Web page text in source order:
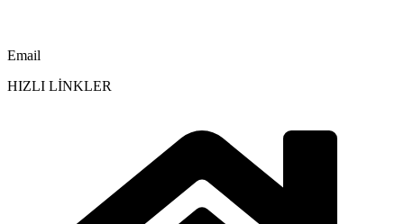
Email
HIZLI LİNKLER